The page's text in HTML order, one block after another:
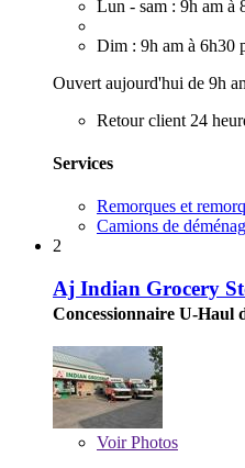
Lun - sam : 9h am à
Dim : 9h am à 6h30
Ouvert aujourd'hui de 9h
Retour client 24
Services
Remorques et
Camions de
2
Aj Indian Grocery
Concessionnaire U-Haul
VoirPhotos